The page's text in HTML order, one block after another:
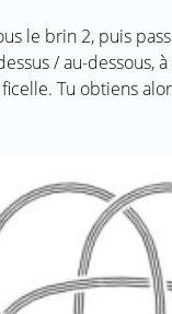
le brin 2, puis
/ au-dessous,
Tu obtiens